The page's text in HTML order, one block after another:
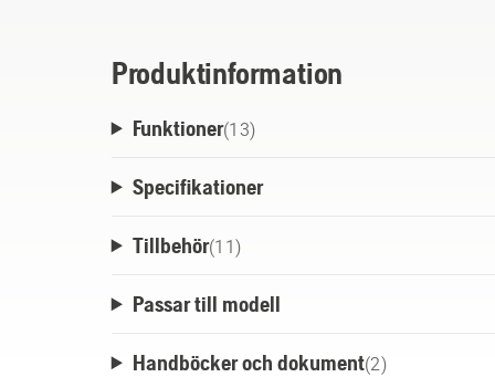
Produktinformation
Funktioner(13)
Specifikationer
Tillbehör(11 )
Passar till modell
Handböcker och dokument(2)